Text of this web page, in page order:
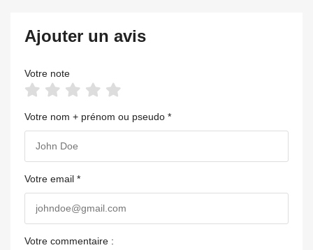
Ajouter un avis
Votre note
Votre nom + prénom ou pseudo *
Votre email *
Votre commentaire :